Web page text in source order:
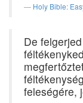
Holy Bible:
De
feleségére,